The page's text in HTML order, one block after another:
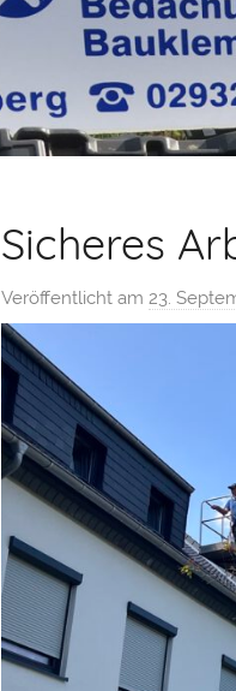
Sicheres
Veröffentlicht am 23.